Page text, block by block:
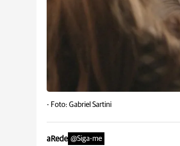
- Foto: Gabriel Sartini
aRede @Siga-me